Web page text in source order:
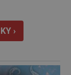
admirála
[…]
›